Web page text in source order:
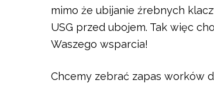
mimo że ubijanie źrebnych
USG przed ubojem. Tak więc
Waszego wsparcia!
Chcemy zebrać zapas worków